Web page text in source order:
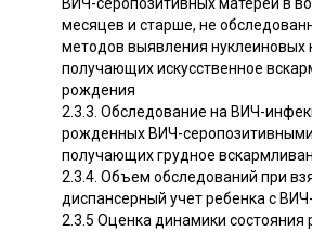
месяцев и старше, не
методов выявления нуклеиновых
получающих искусственное
рождения
2.3.3. Обследование на ВИЧ-
рожденных ВИЧ-
получающих грудное
2.3.4. Объем обследований при
диспансерный учет ребенка с
2.3.5 Оценка динамики состояния